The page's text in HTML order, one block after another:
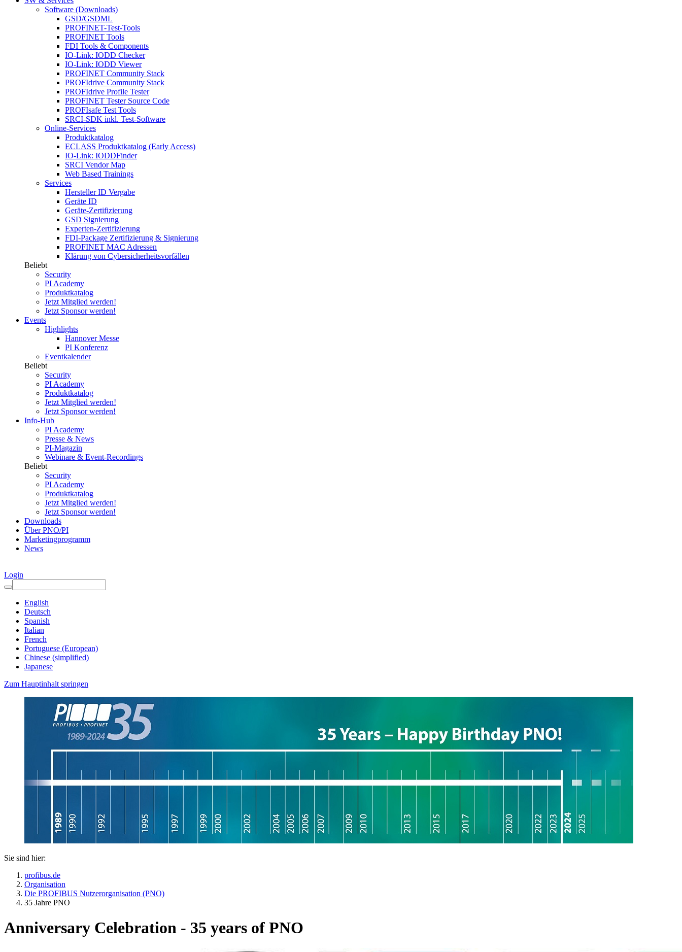
Software (Downloads)
GSD/GSDML
PROFINET-Test-Tools
PROFINET Tools
FDI Tools & Components
IO-Link: IODD Checker
IO-Link: IODD Viewer
PROFINET Community Stack
PROFIdrive Community Stack
PROFIdrive Profile Tester
PROFINET Tester Source Code
PROFIsafe Test Tools
SRCI-SDK inkl. Test-Software
Online-Services
Produktkatalog
ECLASS Produktkatalog (Early Access)
IO-Link: IODDFinder
SRCI Vendor Map
Web Based Trainings
Services
Hersteller ID Vergabe
Geräte ID
Geräte-Zertifizierung
GSD Signierung
Experten-Zertifizierung
FDI-Package Zertifizierung & Signierung
PROFINET MAC Adressen
Klärung von Cybersicherheitsvorfällen
Beliebt
Security
PI Academy
Produktkatalog
Jetzt Mitglied werden!
Jetzt Sponsor werden!
Events
Highlights
Hannover Messe
PI Konferenz
Eventkalender
Beliebt
Security
PI Academy
Produktkatalog
Jetzt Mitglied werden!
Jetzt Sponsor werden!
Info-Hub
PI Academy
Presse & News
PI-Magazin
Webinare & Event-Recordings
Beliebt
Security
PI Academy
Produktkatalog
Jetzt Mitglied werden!
Jetzt Sponsor werden!
Downloads
Über PNO/PI
Marketingprogramm
News
Login
English
Deutsch
Spanish
Italian
French
Portuguese (European)
Chinese (simplified)
Japanese
Zum Hauptinhalt springen
Sie sind hier:
profibus.de
Organisation
Die PROFIBUS Nutzerorganisation (PNO)
35 Jahre PNO
Anniversary Celebration - 35 years of PNO